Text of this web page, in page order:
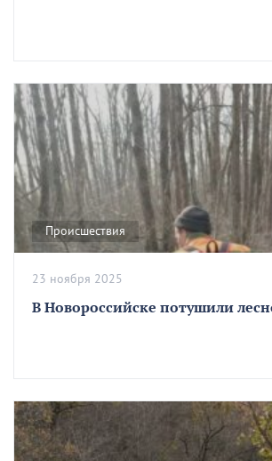
Происшествия
В Новороссийске потушили
23 ноября 2025